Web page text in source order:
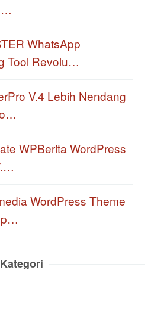
…
WhatsApp
Tool Revolu…
V.4 Lebih Nendang
WPBerita WordPress
WordPress Theme
Kategori